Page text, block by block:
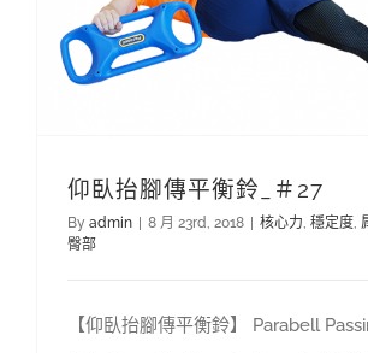
仰臥抬腳傳平衡鈴_＃27
By admin 8 月 23rd, 2018 核心力, 穩定度,
臀部
【仰臥抬腳傳平衡鈴】 Parabell